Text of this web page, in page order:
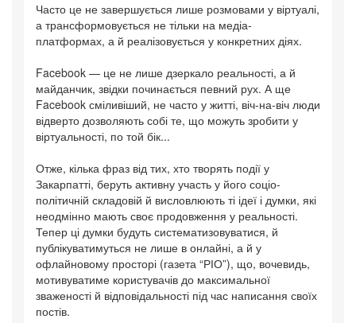
Часто це не завершується лише розмовами у віртуалі,
а трансформовується не тільки на медіа-
платформах, а й реалізовується у конкретних діях.
Facebook — це не лише дзеркало реальності, а й
майданчик, звідки починається певний рух. А ще
Facebook сміливіший, не часто у житті, віч-на-віч люди
відверто дозволяють собі те, що можуть зробити у
віртуальності, по той бік...
Отже, кілька фраз від тих, хто творять події у
Закарпатті, беруть активну участь у його соціо-
політичній складовій й висловлюють ті ідеї і думки, які
неодмінно мають своє продовження у реальності.
Тепер ці думки будуть систематизовуватися, й
публікуватимуться не лише в онлайні, а й у
офлайновому просторі (газета “РІО”), що, вочевидь,
мотивуватиме користувачів до максимальної
зваженості й відповідальності під час написання своїх
постів.